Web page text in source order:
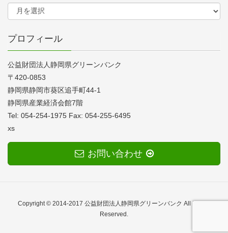
プロフィール
公益財団法人静岡県グリーンバンク
〒420-0853
静岡県静岡市葵区追手町44-1
静岡県産業経済会館7階
Tel: 054-254-1975 Fax: 054-255-6495
xs
お問い合わせ
Copyright © 2014-2017 公益財団法人静岡県グリーンバンク All Rights
Reserved.